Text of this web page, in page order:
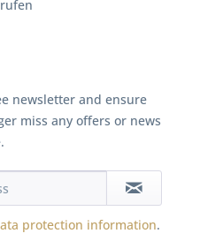
newsletter and ensure
miss any offers or news
protection information.